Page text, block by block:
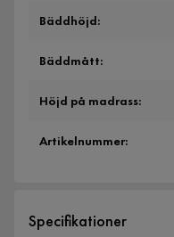
Bäddhöjd:
Bäddmått:
Höjd på madrass:
Artikelnummer:
Specifikationer